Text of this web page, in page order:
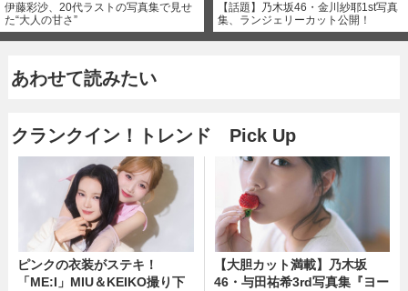
伊藤彩沙、20代ラストの写真集で見せ
た“大人の甘さ”
【話題】乃木坂46・金川紗耶1st写真
集、ランジェリーカット公開！
あわせて読みたい
クランクイン！トレンド Pick Up
ピンクの衣装がステキ！
「ME:I」MIU＆KEIKO撮り下
【大胆カット満載】乃木坂
46・与田祐希3rd写真集『ヨー